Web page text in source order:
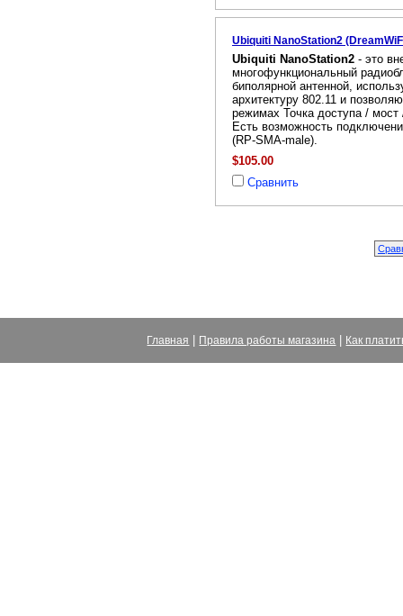
Ubiquiti NanoStation2
Ubiquiti NanoStation2 - это
многофункциональный
биполярной антенной,
архитектуру 802.11 и
режимах Точка доступа / мост
Есть возможность
(RP-SMA-male).
$105.00
Сравнить
Главная Правила работы магазина Как